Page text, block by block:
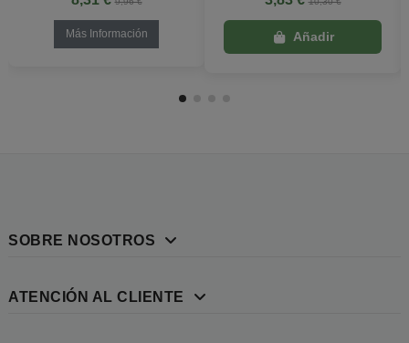
Más Información
SOBRE NOSOTROS
ATENCIÓN AL CLIENTE